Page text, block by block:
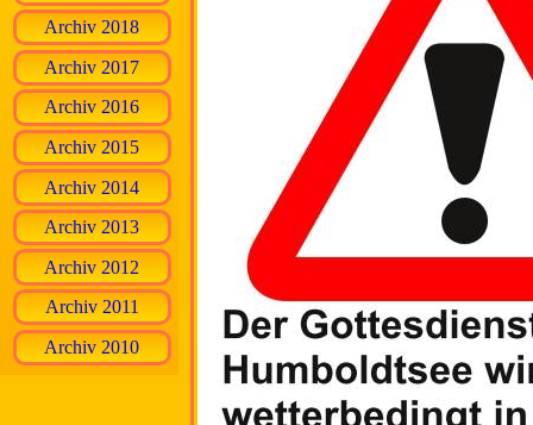
Archiv 2018
Archiv 2017
Archiv 2016
Archiv 2015
Archiv 2014
Archiv 2013
Archiv 2012
Archiv 2011
Archiv 2010